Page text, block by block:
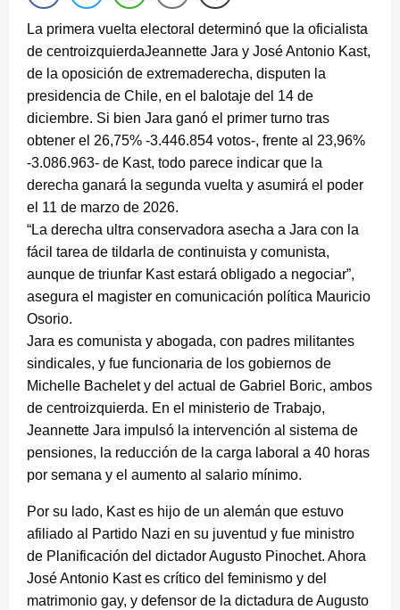
La primera vuelta electoral determinó que la oficialista
de centroizquierdaJeannette Jara y José Antonio Kast,
de la oposición de extremaderecha, disputen la
presidencia de Chile, en el balotaje del 14 de
diciembre. Si bien Jara ganó el primer turno tras
obtener el 26,75% -3.446.854 votos-, frente al 23,96%
-3.086.963- de Kast, todo parece indicar que la
derecha ganará la segunda vuelta y asumirá el poder
el 11 de marzo de 2026.
“La derecha ultra conservadora asecha a Jara con la
fácil tarea de tildarla de continuista y comunista,
aunque de triunfar Kast estará obligado a negociar”,
asegura el magister en comunicación política Mauricio
Osorio.
Jara es comunista y abogada, con padres militantes
sindicales, y fue funcionaria de los gobiernos de
Michelle Bachelet y del actual de Gabriel Boric, ambos
de centroizquierda. En el ministerio de Trabajo,
Jeannette Jara impulsó la intervención al sistema de
pensiones, la reducción de la carga laboral a 40 horas
por semana y el aumento al salario mínimo.
Por su lado, Kast es hijo de un alemán que estuvo
afiliado al Partido Nazi en su juventud y fue ministro
de Planificación del dictador Augusto Pinochet. Ahora
José Antonio Kast es crítico del feminismo y del
matrimonio gay, y defensor de la dictadura de Augusto